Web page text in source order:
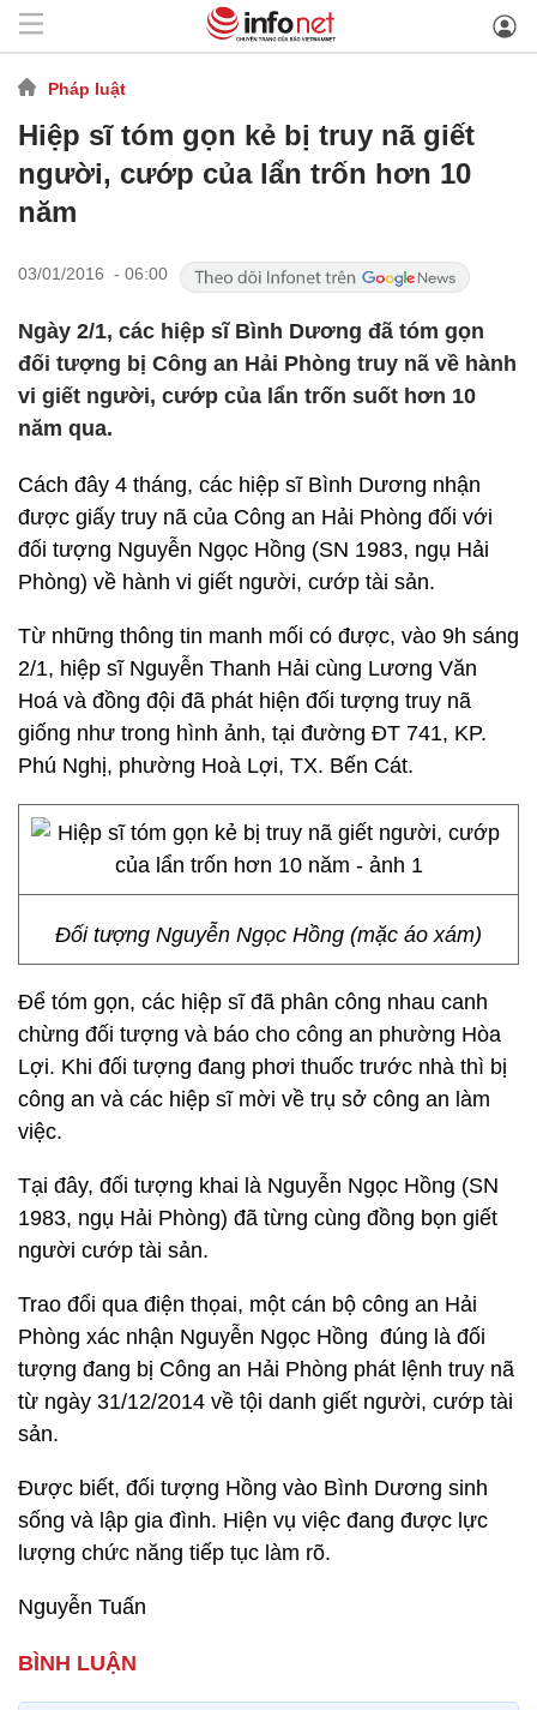
Pháp luật
Hiệp sĩ tóm gọn kẻ bị truy nã giết
người, cướp của lẩn trốn hơn 10
năm
03/01/2016 - 06:00
Ngày 2/1, các hiệp sĩ Bình Dương đã tóm gọn
đối tượng bị Công an Hải Phòng truy nã về hành
vi giết người, cướp của lẩn trốn suốt hơn 10
năm qua.
Cách đây 4 tháng, các hiệp sĩ Bình Dương nhận
được giấy truy nã của Công an Hải Phòng đối với
đối tượng Nguyễn Ngọc Hồng (SN 1983, ngụ Hải
Phòng) về hành vi giết người, cướp tài sản.
Từ những thông tin manh mối có được, vào 9h sáng
2/1, hiệp sĩ Nguyễn Thanh Hải cùng Lương Văn
Hoá và đồng đội đã phát hiện đối tượng truy nã
giống như trong hình ảnh, tại đường ĐT 741, KP.
Phú Nghị, phường Hoà Lợi, TX. Bến Cát.
Đối tượng Nguyễn Ngọc Hồng (mặc áo xám)
Để tóm gọn, các hiệp sĩ đã phân công nhau canh
chừng đối tượng và báo cho công an phường Hòa
Lợi. Khi đối tượng đang phơi thuốc trước nhà thì bị
công an và các hiệp sĩ mời về trụ sở công an làm
việc.
Tại đây, đối tượng khai là Nguyễn Ngọc Hồng (SN
1983, ngụ Hải Phòng) đã từng cùng đồng bọn giết
người cướp tài sản.
Trao đổi qua điện thọai, một cán bộ công an Hải
Phòng xác nhận Nguyễn Ngọc Hồng đúng là đối
tượng đang bị Công an Hải Phòng phát lệnh truy nã
từ ngày 31/12/2014 về tội danh giết người, cướp tài
sản.
Được biết, đối tượng Hồng vào Bình Dương sinh
sống và lập gia đình. Hiện vụ việc đang được lực
lượng chức năng tiếp tục làm rõ.
Nguyễn Tuấn